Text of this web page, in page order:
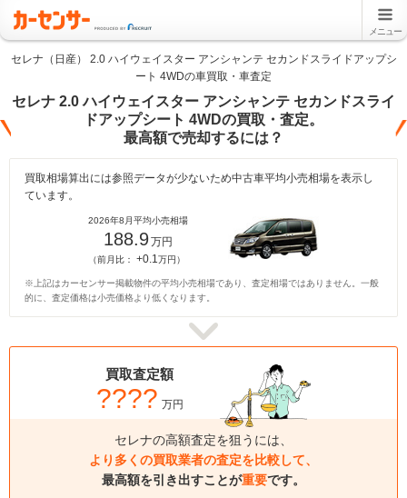
メニュー
セレナ（日産） 2.0 ハイウェイスター アンシャンテ セカンドスライドアップシ
ート 4WDの車買取・車査定
セレナ 2.0 ハイウェイスター アンシャンテ セカンドスライ
ドアップシート 4WDの買取・査定。
最高額で売却するには？
買取相場算出には参照データが少ないため中古車平均小売相場を表示し
ています。
2026年8月平均小売相場
188.9万円
（前月比： +0.1万円）
※上記はカーセンサー掲載物件の平均小売相場であり、査定相場ではありません。一般
的に、査定価格は小売価格より低くなります。
買取査定額
???? 万円
セレナの高額査定を狙うには、
より多くの買取業者の査定を比較して、
最高額を引き出すことが重要です。